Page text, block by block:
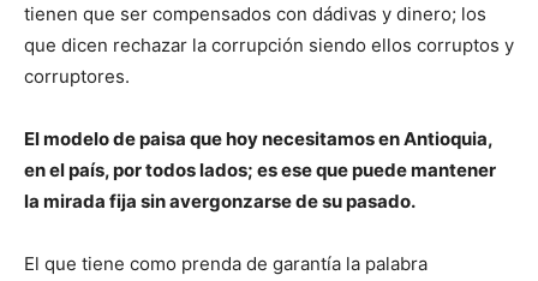
tienen que ser compensados con dádivas y dinero; los
que dicen rechazar la corrupción siendo ellos corruptos y
corruptores.
El modelo de paisa que hoy necesitamos en Antioquia,
en el país, por todos lados; es ese que puede mantener
la mirada fija sin avergonzarse de su pasado.
El que tiene como prenda de garantía la palabra